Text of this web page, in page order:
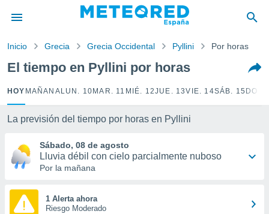
por
para
que se
calidad.
a este
y
digital
Inicio Grecia Grecia Occidental Pyllini Por horas
El tiempo en Pyllini por horas
HOY MAÑANA LUN. 10 MAR. 11 MIÉ. 12JUE. 13VIE. 14SÁB. 15
La previsión del tiempo por horas en Pyllini
Sábado, 08 de agosto
Lluvia débil con cielo parcialmente nuboso
Por la mañana
1 Alerta ahora
Riesgo Moderado